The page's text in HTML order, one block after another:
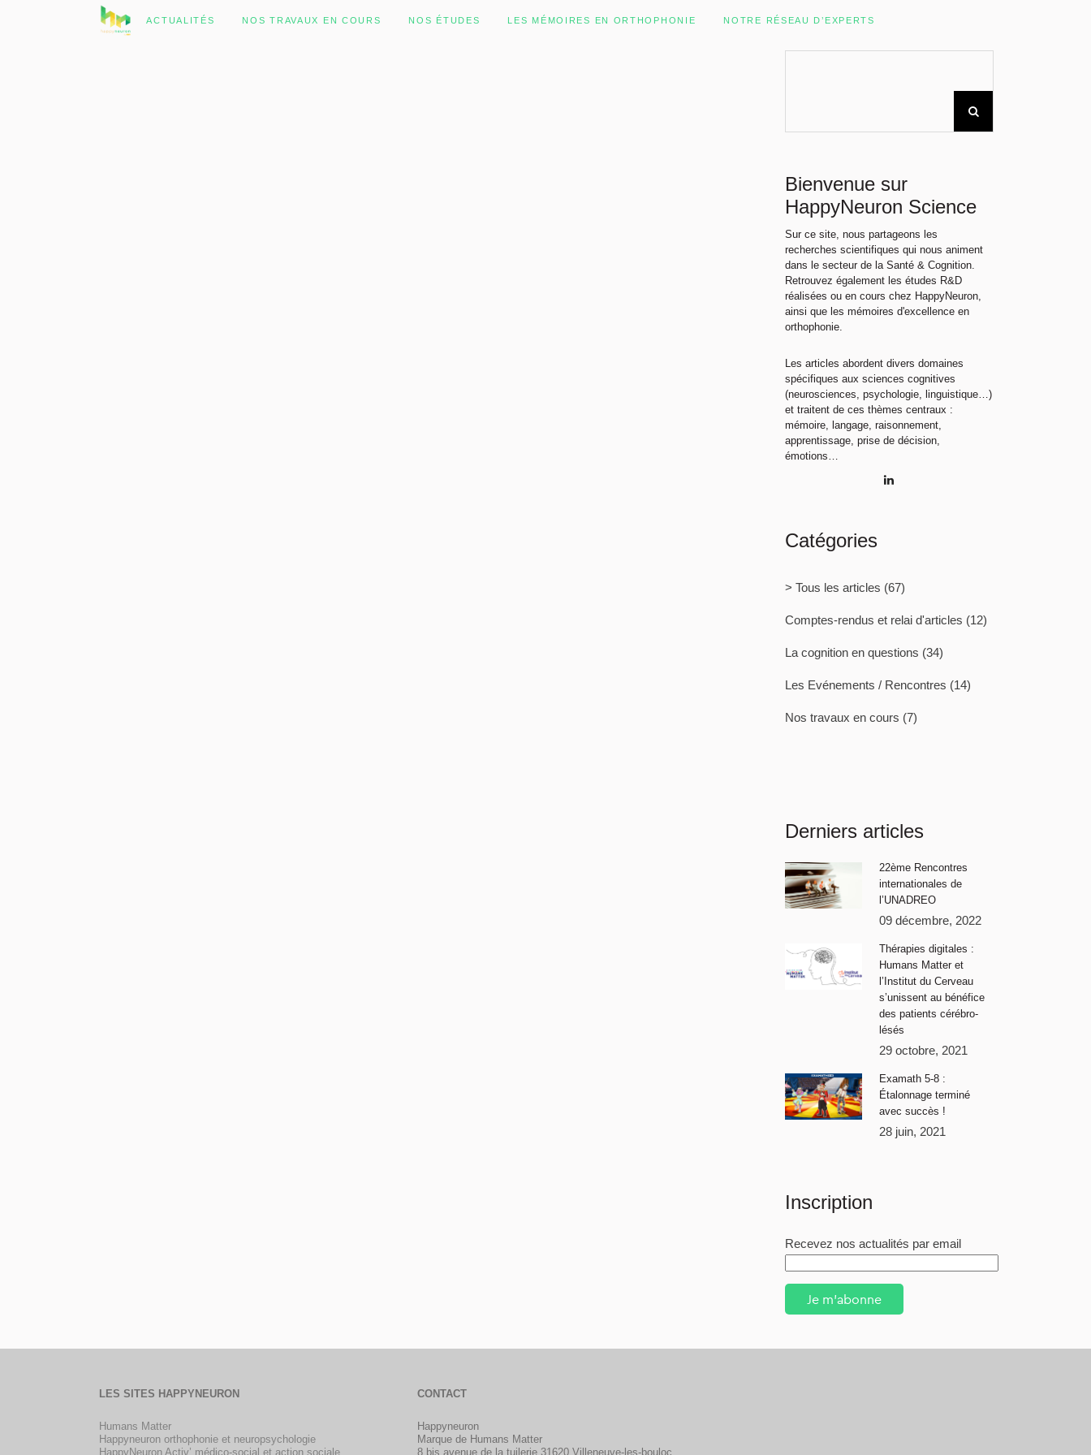
ACTUALITÉS NOS TRAVAUX EN COURS NOS ÉTUDES LES MÉMOIRES EN ORTHOPHONIE NOTRE RÉSEAU D’EXPERTS
No posts were found.
Rechercher sur le site
Bienvenue sur
HappyNeuron Science
Sur ce site, nous partageons les
recherches scientifiques qui nous animent
dans le secteur de la Santé & Cognition.
Retrouvez également les études R&D
réalisées ou en cours chez HappyNeuron,
ainsi que les mémoires d'excellence en
orthophonie.
Les articles abordent divers domaines
spécifiques aux sciences cognitives
(neurosciences, psychologie, linguistique…)
et traitent de ces thèmes centraux :
mémoire, langage, raisonnement,
apprentissage, prise de décision,
émotions…
Catégories
> Tous les articles (67)
Comptes-rendus et relai d'articles (12)
La cognition en questions (34)
Les Evénements / Rencontres (14)
Nos travaux en cours (7)
Derniers articles
22ème Rencontres
internationales de
l’UNADREO
09 décembre, 2022
Thérapies digitales :
Humans Matter et
l’Institut du Cerveau
s’unissent au bénéfice
des patients cérébro-
lésés
29 octobre, 2021
Examath 5-8 :
Étalonnage terminé
avec succès !
28 juin, 2021
Inscription
Recevez nos actualités par email
Je m'abonne
LES SITES HAPPYNEURON
Humans Matter
Happyneuron orthophonie et neuropsychologie
HappyNeuron Activ’ médico-social et action sociale
CONTACT
Happyneuron
Marque de Humans Matter
8 bis avenue de la tuilerie 31620 Villeneuve-les-bouloc